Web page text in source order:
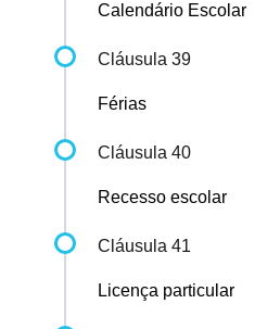
Calendário Escolar
Cláusula 39
Férias
Cláusula 40
Recesso escolar
Cláusula 41
Licença particular